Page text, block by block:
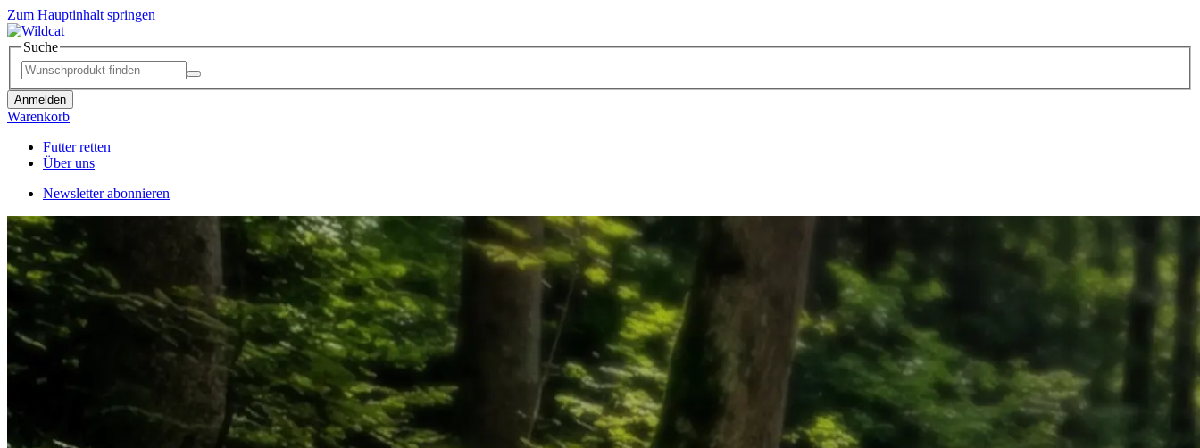
Zum Hauptinhalt springen
Suche
Anmelden
Warenkorb
Futter retten
Über uns
Newsletter abonnieren